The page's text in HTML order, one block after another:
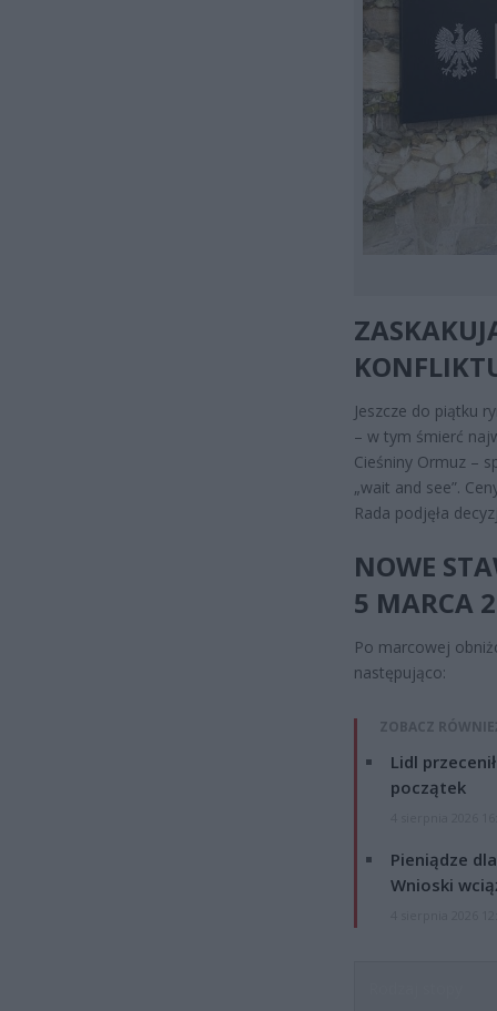
Jeszcze do piątku
– w tym śmierć
Cieśniny Ormuz –
„wait and see”.
Rada podjęła
NOWE
5 MARCA
Po marcowej
następująco:
ZOBACZ
Lidl
początek
Pieniądze
Wnioski